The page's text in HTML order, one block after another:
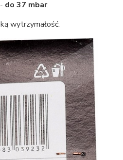
do 37 mbar.
wytrzymałość.